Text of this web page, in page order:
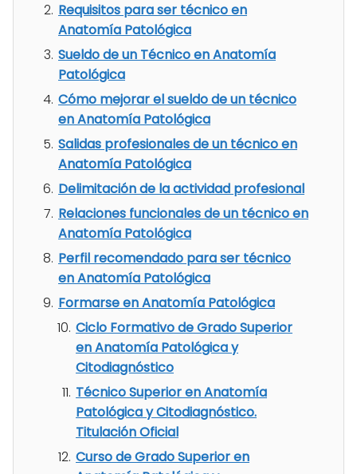
Requisitos para ser técnico en
Anatomía Patológica
Sueldo de un Técnico en Anatomía
Patológica
Cómo mejorar el sueldo de un técnico
en Anatomía Patológica
Salidas profesionales de un técnico en
Anatomía Patológica
Delimitación de la actividad profesional
Relaciones funcionales de un técnico en
Anatomía Patológica
Perfil recomendado para ser técnico
en Anatomía Patológica
Formarse en Anatomía Patológica
Ciclo Formativo de Grado Superior
en Anatomía Patológica y
Citodiagnóstico
Técnico Superior en Anatomía
Patológica y Citodiagnóstico.
Titulación Oficial
Curso de Grado Superior en